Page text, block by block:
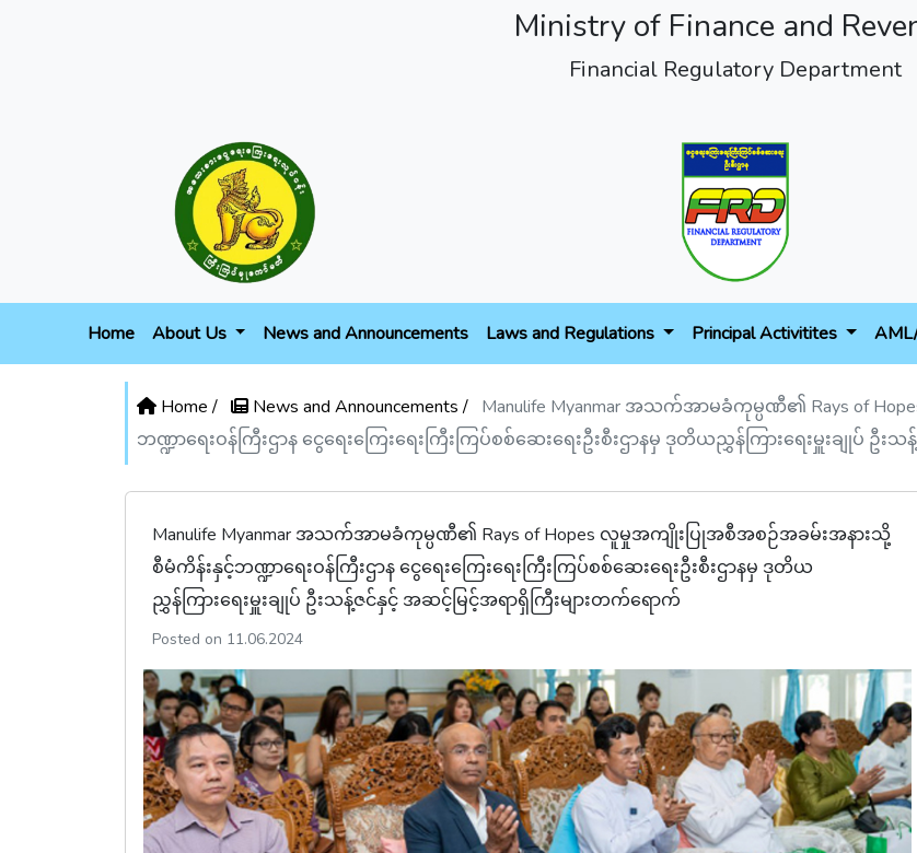
Ministry of Finance and
Financial Regulatory Department
Home About Us News and Announcements Laws and Regulations Principal Activitites
Home / News and Announcements / Manulife Myanmar အသက်အာမခံကုမ္ပဏီ၏ Rays of
ဘဏ္ဍာရေးဝန်ကြီးဌာန ငွေရေးကြေးရေးကြီးကြပ်စစ်ဆေးရေးဦးစီးဌာနမှ ဒုတိယညွှန်ကြားရေးမှူးချုပ် ဦ
Manulife Myanmar အသက်အာမခံကုမ္ပဏီ၏ Rays of Hopes လူမှုအကျိုးပြုအစီအစဉ်အခမ်းအနားသို့
စီမံကိန်းနှင့်ဘဏ္ဍာရေးဝန်ကြီးဌာန ငွေရေးကြေးရေးကြီးကြပ်စစ်ဆေးရေးဦးစီးဌာနမှ ဒုတိယ
ညွှန်ကြားရေးမှူးချုပ် ဦးသန့်ဇင်နှင့် အဆင့်မြင့်အရာရှိကြီးများတက်ရောက်
Posted on 11.06.2024